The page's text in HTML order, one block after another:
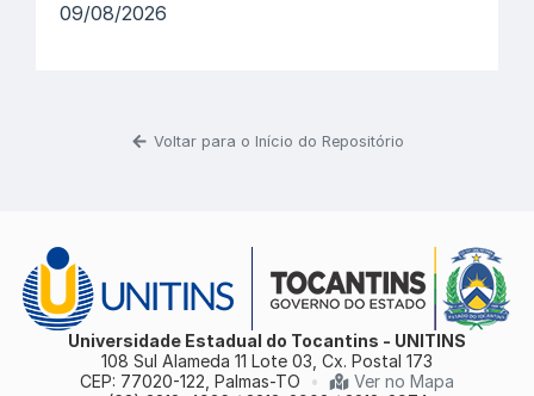
09/08/2026
Voltar para o Início do Repositório
Universidade Estadual do Tocantins - UNITINS
108 Sul Alameda 11 Lote 03, Cx. Postal 173
CEP: 77020-122, Palmas-TO
•
Ver no Mapa